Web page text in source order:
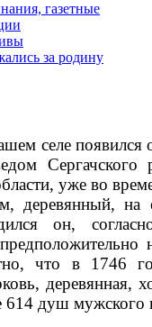
газетные
за родину
селе появился
уже во
деревянный, на
он,
что в 1746
614 душ мужского